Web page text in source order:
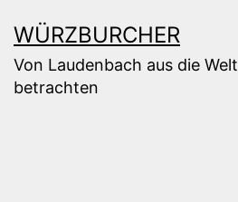
Inhalt
springen
WÜRZBURCHER
Von Laudenbach aus die Welt
betrachten